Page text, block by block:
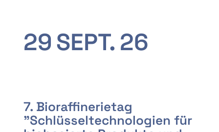
29SEPT. 26
7. Bioraffinerietag
"Schlüsseltechnologien für